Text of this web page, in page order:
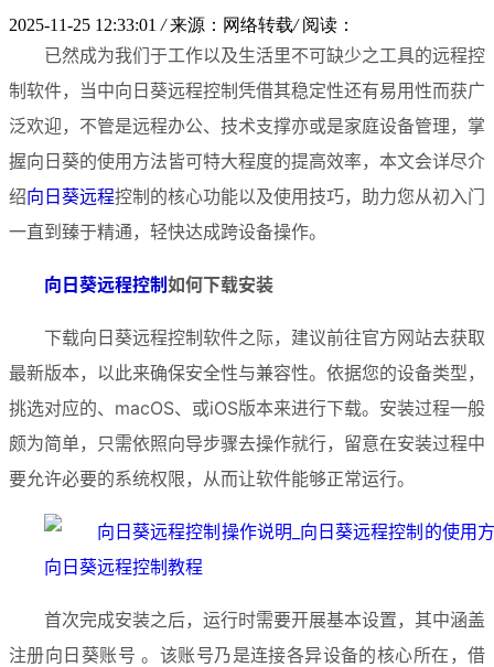
2025-11-25 12:33:01 / 来源：网络转载/ 阅读：
已然成为我们于工作以及生活里不可缺少之工具的远程控
制软件，当中向日葵远程控制凭借其稳定性还有易用性而获广
泛欢迎，不管是远程办公、技术支撑亦或是家庭设备管理，掌
握向日葵的使用方法皆可特大程度的提高效率，本文会详尽介
绍向日葵远程控制的核心功能以及使用技巧，助力您从初入门
一直到臻于精通，轻快达成跨设备操作。
向日葵远程控制如何下载安装
下载向日葵远程控制软件之际，建议前往官方网站去获取
最新版本，以此来确保安全性与兼容性。依据您的设备类型，
挑选对应的、macOS、或iOS版本来进行下载。安装过程一般
颇为简单，只需依照向导步骤去操作就行，留意在安装过程中
要允许必要的系统权限，从而让软件能够正常运行。
首次完成安装之后，运行时需要开展基本设置，其中涵盖
注册向日葵账号 。该账号乃是连接各异设备的核心所在，借